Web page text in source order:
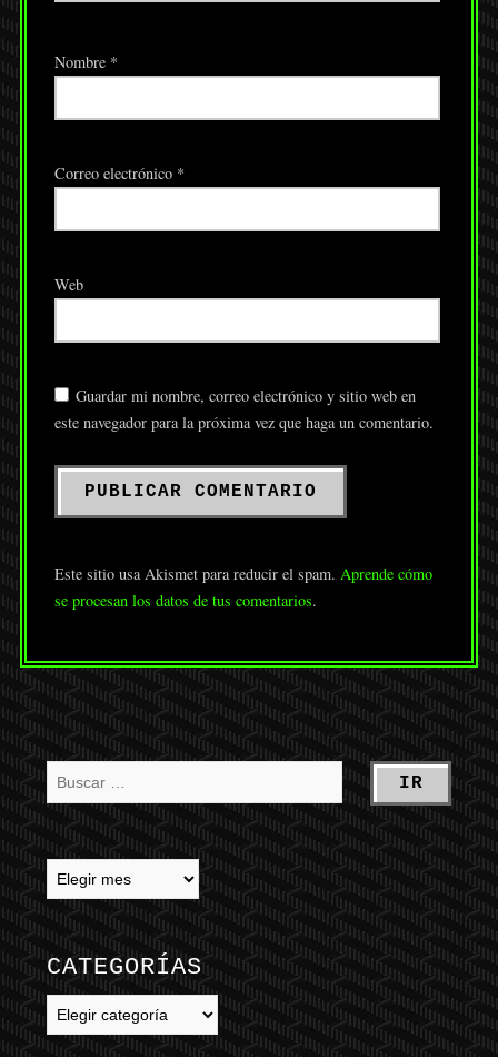
Nombre *
Correo electrónico *
Web
Guardar mi nombre, correo electrónico y sitio web en
este navegador para la próxima vez que haga un comentario.
Este sitio usa Akismet para reducir el spam. Aprende cómo
se procesan los datos de tus comentarios.
CATEGORÍAS
Categorías